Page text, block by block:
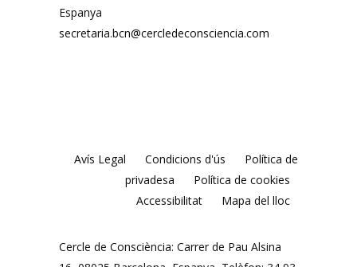
Espanya
secretaria.bcn@cercledeconsciencia.com
Avís Legal Condicions d'ús
Política de
privadesa
Política de cookies
Accessibilitat
Mapa del lloc
Cercle de Consciència: Carrer de Pau Alsina